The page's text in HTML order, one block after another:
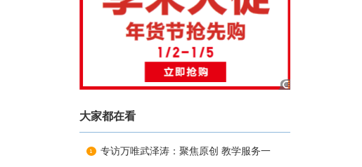
大家都在看
专访万唯武泽涛：聚焦原创 教学服务一